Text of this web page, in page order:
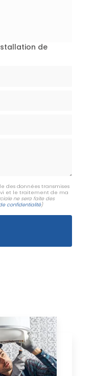
de
des données transmises
et le traitement de ma
ne sera faite des
confidentialité)